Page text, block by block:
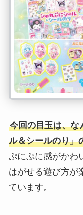
今回の目玉は、な
ル＆シールのり」
ぷにぷに感がかわ
はがせる遊び方が
ています。